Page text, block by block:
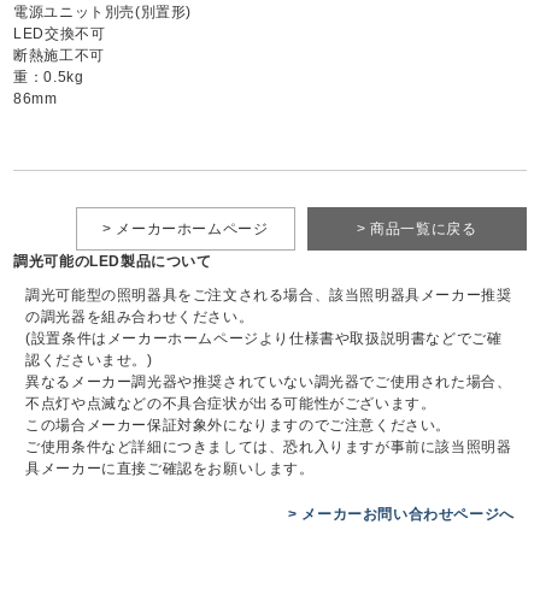
電源ユニット別売(別置形)
LED交換不可
断熱施工不可
重：0.5kg
86mm
> 商品一覧に戻る
> メーカーホームページ
調光可能のLED製品について
調光可能型の照明器具をご注文される場合、該当照明器具メーカー推奨
の調光器を組み合わせください。
(設置条件はメーカーホームページより仕様書や取扱説明書などでご確
認くださいませ。)
異なるメーカー調光器や推奨されていない調光器でご使用された場合、
不点灯や点滅などの不具合症状が出る可能性がございます。
この場合メーカー保証対象外になりますのでご注意ください。
ご使用条件など詳細につきましては、恐れ入りますが事前に該当照明器
具メーカーに直接ご確認をお願いします。
> メーカーお問い合わせページへ